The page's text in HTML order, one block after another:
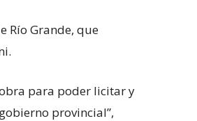
Río Grande, que
para poder licitar y
provincial”,